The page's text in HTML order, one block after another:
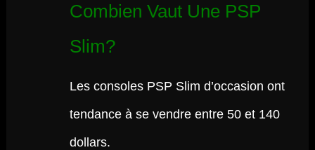
Combien Vaut Une PSP
Slim?
Les consoles PSP Slim d’occasion ont
tendance à se vendre entre 50 et 140
dollars.